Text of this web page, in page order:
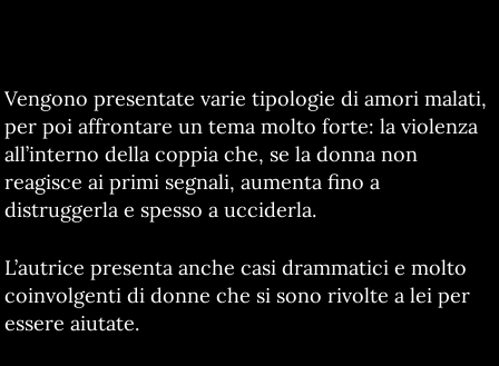
Vengono presentate varie tipologie di amori malati,
per poi affrontare un tema molto forte: la violenza
all’interno della coppia che, se la donna non
reagisce ai primi segnali, aumenta fino a
distruggerla e spesso a ucciderla.
L’autrice presenta anche casi drammatici e molto
coinvolgenti di donne che si sono rivolte a lei per
essere aiutate.